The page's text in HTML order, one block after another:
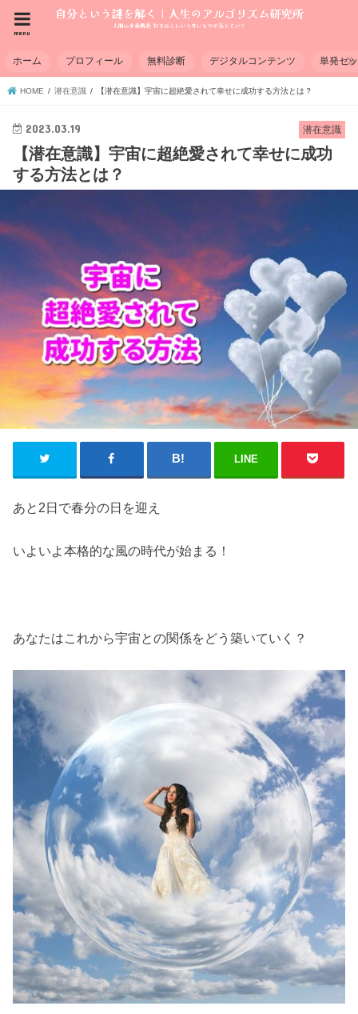
menu
ホーム プロフィール 無料診断 デジタルコンテンツ 単発セ
HOME 潜在意識 【潜在意識】宇宙に超絶愛されて幸せに成功する方法とは？
潜在意識
2023.03.19
【潜在意識】宇宙に超絶愛されて幸せに成功
する方法とは？
LINE
あと2日で春分の日を迎え
いよいよ本格的な風の時代が始まる！
あなたはこれから宇宙との関係をどう築いていく？